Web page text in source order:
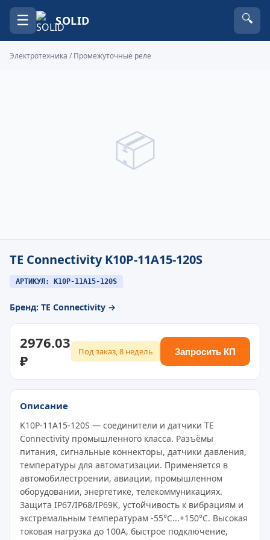
☰ SOLID 🔍
Электротехника /Промежуточные реле
📦
TE Connectivity K10P-11A15-120S
АРТИКУЛ: K10P-11A15-120S
Бренд: TE Connectivity →
2976.03
₽
Под заказ, 8 недель Запросить КП
Описание
K10P-11A15-120S — соединители и датчики TE
Connectivity промышленного класса. Разъёмы
питания, сигнальные коннекторы, датчики давления,
температуры для автоматизации. Применяется в
автомобилестроении, авиации, промышленном
оборудовании, энергетике, телекоммуникациях.
Защита IP67/IP68/IP69K, устойчивость к вибрациям и
экстремальным температурам -55°C...+150°C. Высокая
токовая нагрузка до 100A, быстрое подключение,